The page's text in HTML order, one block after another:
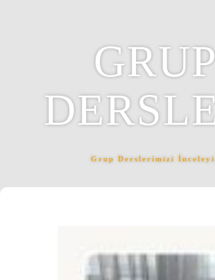
GRUP
Grup Derslerimizi